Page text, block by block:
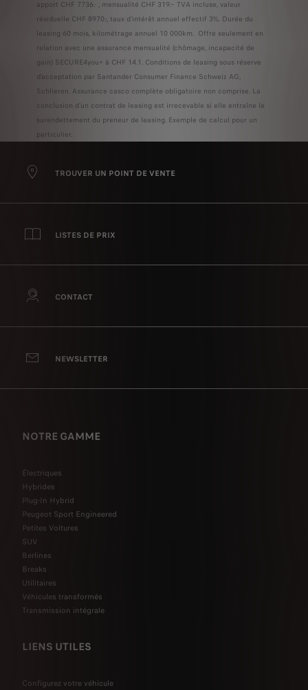
apport CHF 7736.- , mensualité CHF 319.– TVA incluse, valeur
résiduelle CHF 8970.-, taux d’intérêt annuel effectif 3%. Durée du
leasing 60 mois, kilométrage annuel 10 000km. Offre seulement en
relation avec une assurance mensualité (chômage, incapacité de
gain) SECURE4you+ à CHF 14.1. Conditions de leasing sous réserve
d’acceptation par Santander Consumer Finance Schweiz AG,
Schlieren. Assurance casco complète obligatoire non comprise. La
conclusion d’un contrat de leasing est irrecevable si elle entraîne le
surendettement du preneur de leasing. Exemple de calcul pour un
particulier.
TROUVER UN POINT DE VENTE
LISTES DE PRIX
CONTACT
NEWSLETTER
NOTRE GAMME
Électriques
Hybrides
Plug-In Hybrid
Peugeot Sport Engineered
Petites Voitures
SUV
Berlines
Breaks
Utilitaires
Véhicules transformés
Transmission intégrale
LIENS UTILES
Configurez votre véhicule